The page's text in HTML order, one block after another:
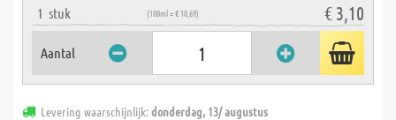
1 stuk (100ml = € 10,69) € 3,10
Aantal
Levering waarschijnlijk:donderdag, 13/ augustus